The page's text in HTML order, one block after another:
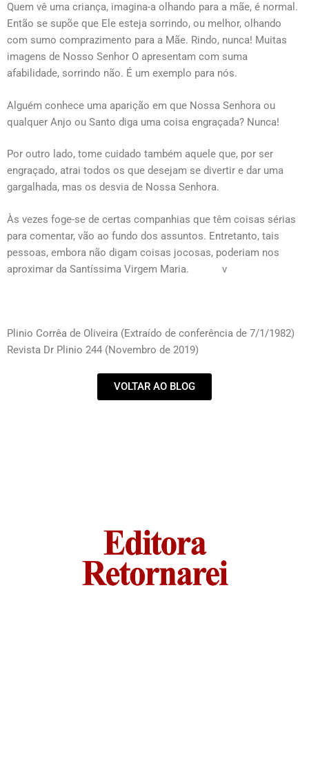
Quem vê uma criança, imagina-a olhando para a mãe, é normal.
Então se supõe que Ele esteja sorrindo, ou melhor, olhando
com sumo comprazimento para a Mãe. Rindo, nunca! Muitas
imagens de Nosso Senhor O apresentam com suma
afabilidade, sorrindo não. É um exemplo para nós.
Alguém conhece uma aparição em que Nossa Senhora ou
qualquer Anjo ou Santo diga uma coisa engraçada? Nunca!
Por outro lado, tome cuidado também aquele que, por ser
engraçado, atrai todos os que desejam se divertir e dar uma
gargalhada, mas os desvia de Nossa Senhora.
Às vezes foge-se de certas companhias que têm coisas sérias
para comentar, vão ao fundo dos assuntos. Entretanto, tais
pessoas, embora não digam coisas jocosas, poderiam nos
aproximar da Santíssima Virgem Maria. v
Plinio Corrêa de Oliveira (Extraído de conferência de 7/1/1982)
Revista Dr Plinio 244 (Novembro de 2019)
VOLTAR AO BLOG